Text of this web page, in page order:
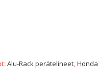
Alu-Rack perätelineet,Honda